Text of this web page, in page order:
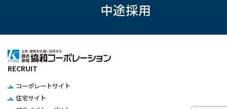
中途採用
RECRUIT
コーポレートサイト
住宅サイト